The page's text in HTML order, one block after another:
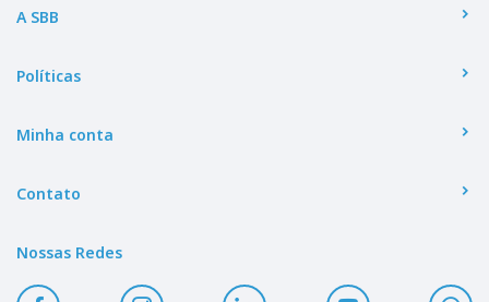
A SBB
Políticas
Minha conta
Contato
Nossas Redes